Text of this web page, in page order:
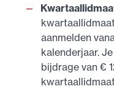
aanmelden
kalenderjaar.
bijdrage van €